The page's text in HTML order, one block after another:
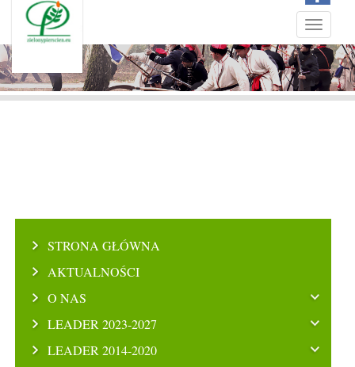
Toggle
Menu
STRONA GŁÓWNA
AKTUALNOŚCI
O NAS
LEADER 2023-2027
LEADER 2014-2020